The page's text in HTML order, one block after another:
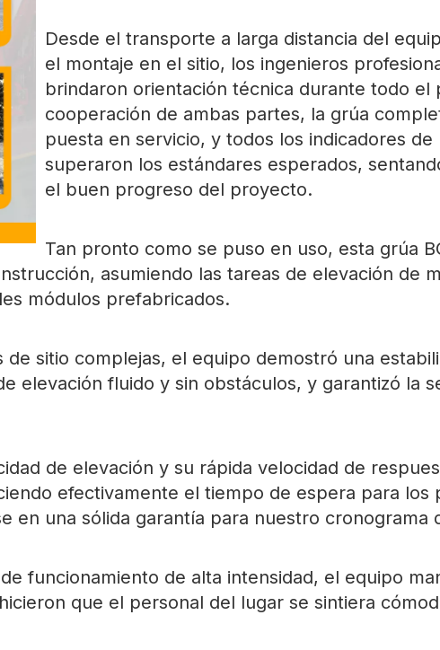
Desde el transporte a larga distancia del
el montaje en el sitio, los ingenieros
brindaron orientación técnica durante todo el
cooperación de ambas partes, la grúa
puesta en servicio, y todos los indicadores
superaron los estándares esperados,
el buen progreso del proyecto.
Tan pronto como se puso en uso, esta grúa
asumiendo las tareas de elevación de
módulos prefabricados.
sitio complejas, el equipo demostró una
elevación fluido y sin obstáculos, y garantizó la
de elevación y su rápida velocidad de
efectivamente el tiempo de espera para
en una sólida garantía para nuestro cronograma
funcionamiento de alta intensidad, el equipo
que el personal del lugar se sintiera